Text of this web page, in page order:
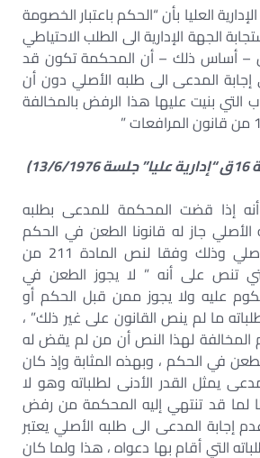
العليا بأن “الحكم باعتبار الخصومة
الجهة الإدارية الى الطلب الاحتياطي
– أساس ذلك – أن المحكمة تكون قد
المدعى الى طلبه الأصلي دون أن
بنيت عليها هذا الرفض بالمخالفة
إذا قضت المحكمة للمدعى بطلبه
جاز له قانونا الطعن في الحكم
بالنسبة الى طلب الأصلي وذلك وفقا لنص المادة 211 من
تنص على أنه ” لا يجوز الطعن في
عليه ولا يجوز ممن قبل الحكم أو
ما لم ينص القانون على غير ذلك” ،
لهذا النص أن من لم يقض له
في الحكم ، وبهذه المثابة وإذ كان
يمثل القدر الأدنى لطلباته وهو لا
لما قد تنتهي إليه المحكمة من رفض
إجابة المدعى الى طلبه الأصلي يعتبر
التي أقام بها دعواه ، هذا ولما كان